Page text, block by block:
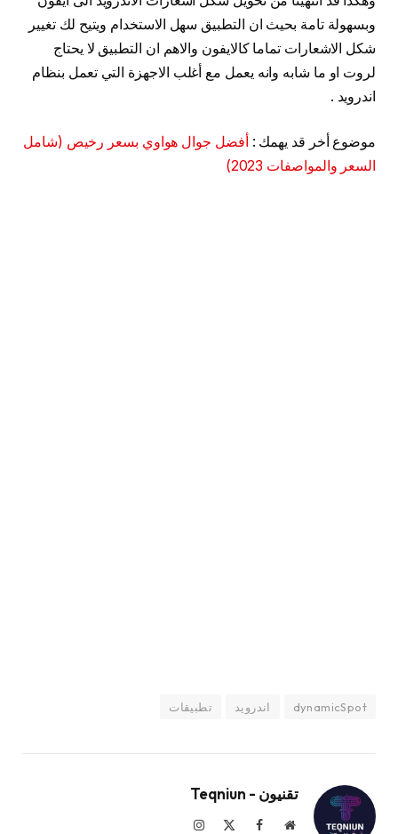
وبسهولة تامة بحيث ان التطبيق سهل الاستخدام ويتيح لك تغيير
شكل الاشعارات تماما كالايفون والاهم ان التطبيق لا يحتاج
لروت او ما شابه وانه يعمل مع أغلب الاجهزة التي تعمل بنظام
اندرويد .
موضوع أخر قد يهمك : أفضل جوال هواوي بسعر رخيص (شامل
السعر والمواصفات 2023)
dynamicSpot اندرويد تطبيقات
تقنيون - Teqniun
موقعفيسبوك الانستغرام